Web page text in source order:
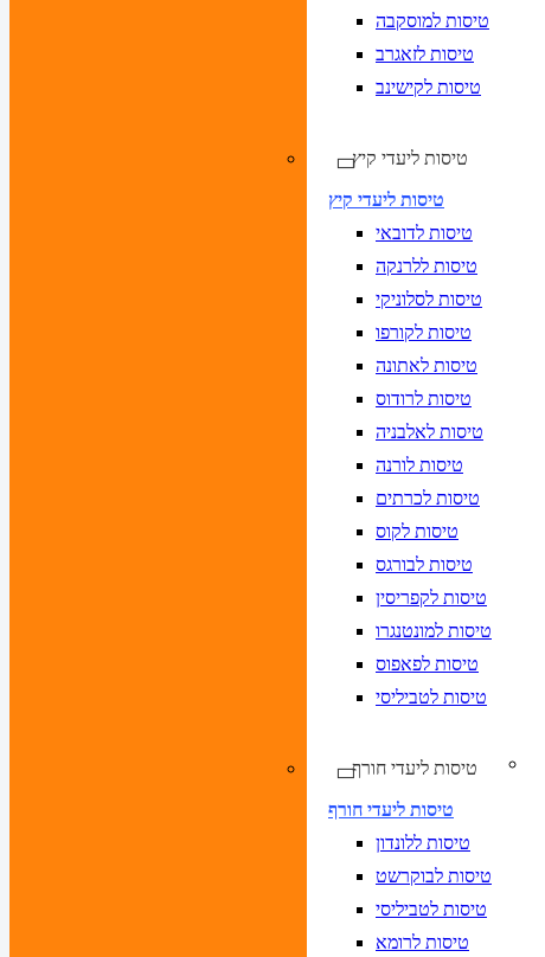
טיסות למוסקבה
טיסות לזאגרב
טיסות לקישינב
טיסות ליעדי קיץ
טיסות ליעדי קיץ
טיסות לדובאי
טיסות ללרנקה
טיסות לסלוניקי
טיסות לקורפו
טיסות לאתונה
טיסות לרודוס
טיסות לאלבניה
טיסות לורנה
טיסות לכרתים
טיסות לקוס
טיסות לבורגס
טיסות לקפריסין
טיסות למונטנגרו
טיסות לפאפוס
טיסות לטביליסי
טיסות ליעדי חורף
טיסות ליעדי חורף
טיסות ללונדון
טיסות לבוקרשט
טיסות לטביליסי
טיסות לרומא